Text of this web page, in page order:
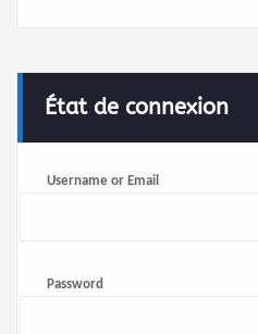
État de connexion
Username or Email
Password